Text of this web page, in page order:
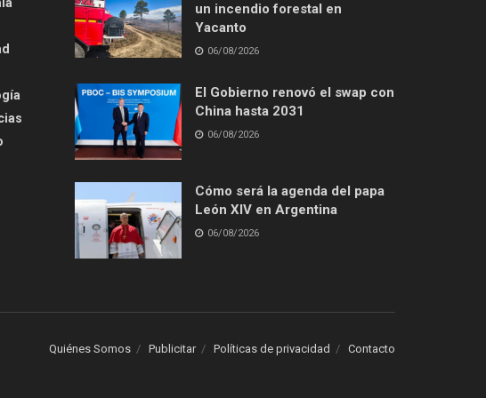
un incendio forestal en
Yacanto
06/08/2026
El Gobierno renovó el swap con
China hasta 2031
06/08/2026
Cómo será la agenda del papa
León XIV en Argentina
06/08/2026
Quiénes Somos Publicitar Políticas de privacidad Contacto